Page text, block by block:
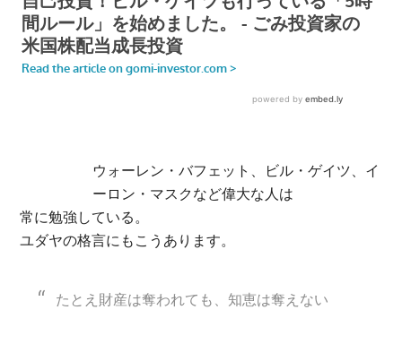
ウォーレン・バフェット、ビル・ゲイツ、イ
ーロン・マスクなど偉大な人は
常に勉強している。
ユダヤの格言にもこうあります。
たとえ財産は奪われても、知恵は奪えない